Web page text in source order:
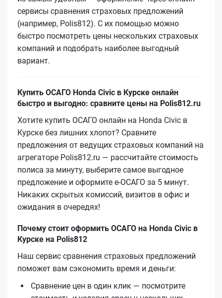
сервисы сравнения страховых предложений
(например, Polis812). С их помощью можно
быстро посмотреть цены нескольких страховых
компаний и подобрать наиболее выгодный
вариант.
Купить ОСАГО Honda Civic в Курске онлайн
быстро и выгодно: сравните цены на Polis812.ru
Хотите купить ОСАГО онлайн на Honda Civic в
Курске без лишних хлопот? Сравните
предложения от ведущих страховых компаний на
агрегаторе Polis812.ru — рассчитайте стоимость
полиса за минуту, выберите самое выгодное
предложение и оформите е‑ОСАГО за 5 минут.
Никаких скрытых комиссий, визитов в офис и
ожидания в очередях!
Почему стоит оформить ОСАГО на Honda Civic в
Курске на Polis812
Наш сервис сравнения страховых предложений
поможет вам сэкономить время и деньги:
Сравнение цен в один клик — посмотрите